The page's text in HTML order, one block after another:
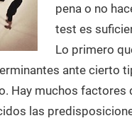
pena o no
test es
Lo primero
ante cierto
Hay muchos factores
las